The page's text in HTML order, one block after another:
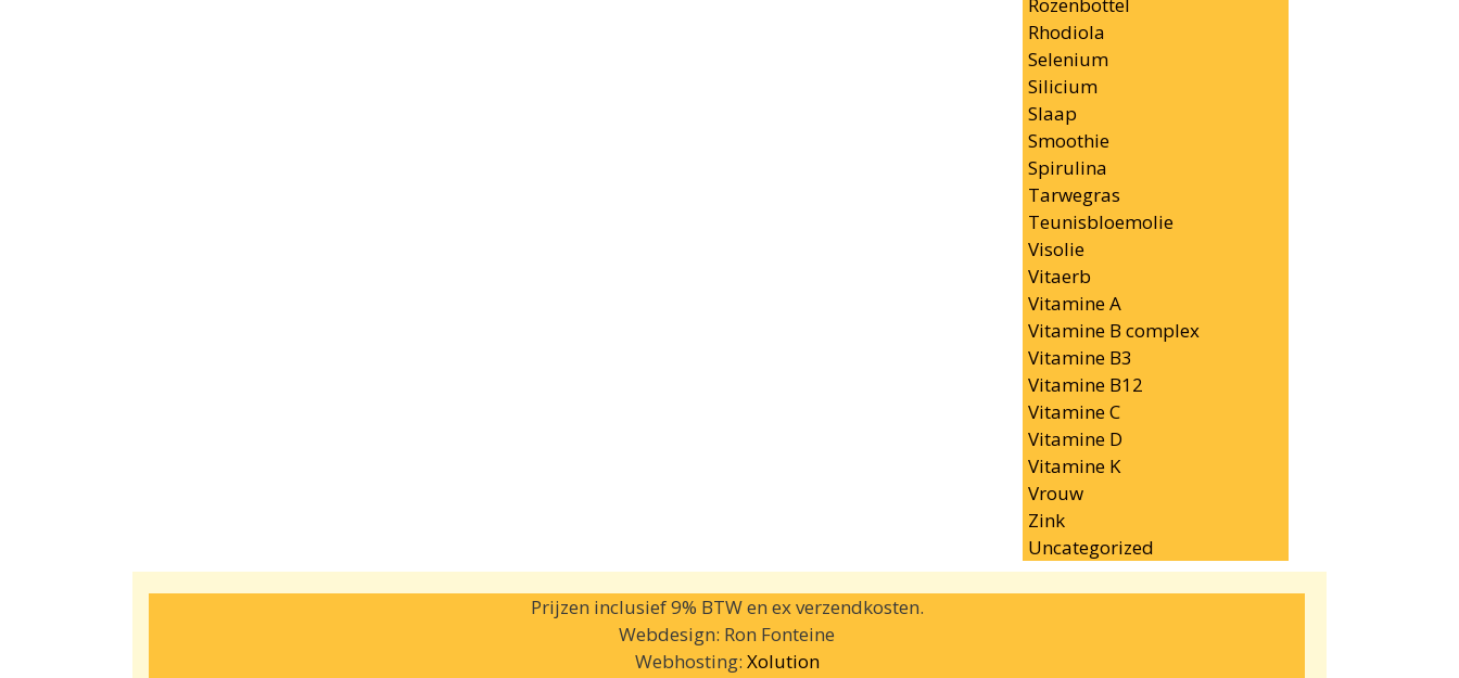
Rhodiola
Selenium
Silicium
Slaap
Smoothie
Spirulina
Tarwegras
Teunisbloemolie
Visolie
Vitaerb
Vitamine A
Vitamine B complex
Vitamine B3
Vitamine B12
Vitamine C
Vitamine D
Vitamine K
Vrouw
Zink
Uncategorized
Prijzen inclusief 9% BTW en ex verzendkosten.
Webdesign: Ron Fonteine
Webhosting: Xolution